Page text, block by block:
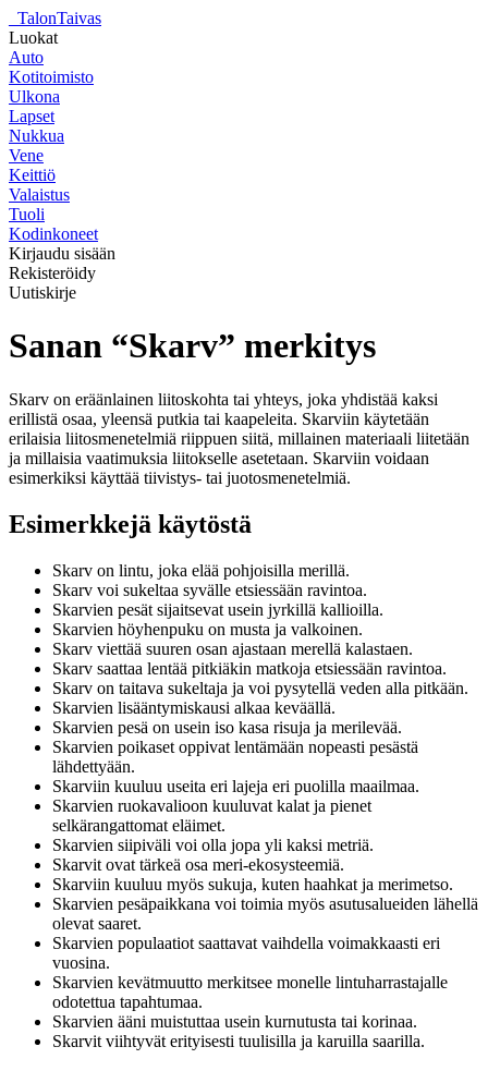
TalonTaivas
Luokat
Auto
Kotitoimisto
Ulkona
Lapset
Nukkua
Vene
Keittiö
Valaistus
Tuoli
Kodinkoneet
Kirjaudu sisään
Rekisteröidy
Uutiskirje
Sanan “Skarv” merkitys
Skarv on eräänlainen liitoskohta tai yhteys, joka yhdistää kaksi
erillistä osaa, yleensä putkia tai kaapeleita. Skarviin käytetään
erilaisia liitosmenetelmiä riippuen siitä, millainen materiaali liitetään
ja millaisia vaatimuksia liitokselle asetetaan. Skarviin voidaan
esimerkiksi käyttää tiivistys- tai juotosmenetelmiä.
Esimerkkejä käytöstä
Skarv on lintu, joka elää pohjoisilla merillä.
Skarv voi sukeltaa syvälle etsiessään ravintoa.
Skarvien pesät sijaitsevat usein jyrkillä kallioilla.
Skarvien höyhenpuku on musta ja valkoinen.
Skarv viettää suuren osan ajastaan merellä kalastaen.
Skarv saattaa lentää pitkiäkin matkoja etsiessään ravintoa.
Skarv on taitava sukeltaja ja voi pysytellä veden alla pitkään.
Skarvien lisääntymiskausi alkaa keväällä.
Skarvien pesä on usein iso kasa risuja ja merilevää.
Skarvien poikaset oppivat lentämään nopeasti pesästä
lähdettyään.
Skarviin kuuluu useita eri lajeja eri puolilla maailmaa.
Skarvien ruokavalioon kuuluvat kalat ja pienet
selkärangattomat eläimet.
Skarvien siipiväli voi olla jopa yli kaksi metriä.
Skarvit ovat tärkeä osa meri-ekosysteemiä.
Skarviin kuuluu myös sukuja, kuten haahkat ja merimetso.
Skarvien pesäpaikkana voi toimia myös asutusalueiden lähellä
olevat saaret.
Skarvien populaatiot saattavat vaihdella voimakkaasti eri
vuosina.
Skarvien kevätmuutto merkitsee monelle lintuharrastajalle
odotettua tapahtumaa.
Skarvien ääni muistuttaa usein kurnutusta tai korinaa.
Skarvit viihtyvät erityisesti tuulisilla ja karuilla saarilla.